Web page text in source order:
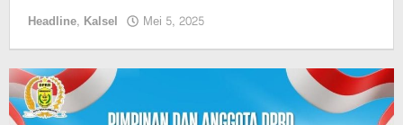
Headline, Kalsel Mei 5, 2025